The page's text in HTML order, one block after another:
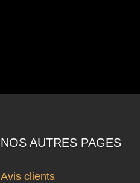
NOS AUTRES PAGES
Avis clients